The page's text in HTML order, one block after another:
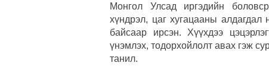
Монгол Улсад иргэдийн
хүндрэл, цаг хугацааны
байсаар ирсэн. Хүүхдээ
үнэмлэх, тодорхойлолт авах гэж
танил.